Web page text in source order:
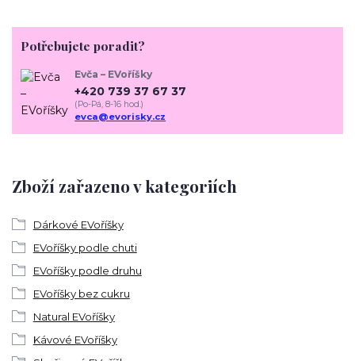
Zboží zařazeno v kategoriích
Dárkové EVoříšky
EVoříšky podle chuti
EVoříšky podle druhu
EVoříšky bez cukru
Natural EVoříšky
Kávové EVoříšky
Potřebujete poradit?
Evča – EVoříšky
+420 739 37 67 37
(Po-Pá, 8-16 hod.)
evca@evorisky.cz